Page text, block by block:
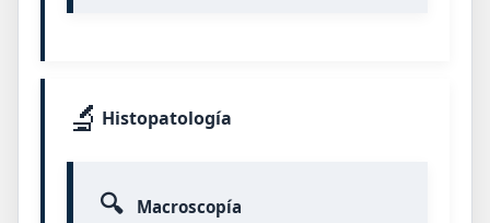
🔬 Histopatología
🔍
Macroscopía